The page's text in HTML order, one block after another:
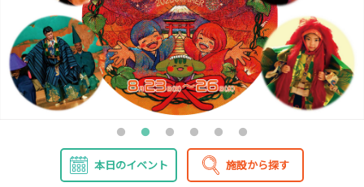
施設貸出･団体利用
こどもみーてぃんぐ
Gがくえん
お知らせ
いっしょに創る 本日のイベント 施設から探す